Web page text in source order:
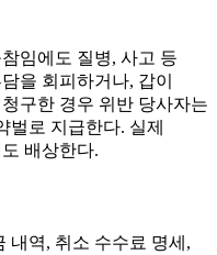
임에도 질병, 사고 등
을 회피하거나, 갑이
구한 경우 위반 당사자는
벌로 지급한다. 실제
배상한다.
내역, 취소 수수료 명세,